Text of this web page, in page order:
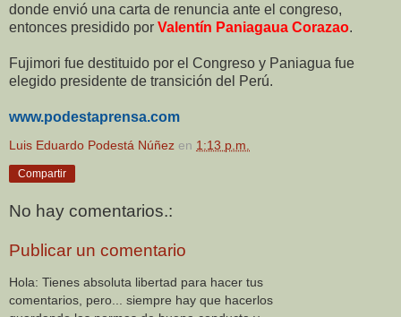
donde envió una carta de renuncia ante el congreso,
entonces presidido por Valentín Paniagaua Corazao.
Fujimori fue destituido por el Congreso y Paniagua fue
elegido presidente de transición del Perú.
www.podestaprensa.com
Luis Eduardo Podestá Núñez en 1:13 p.m.
Compartir
No hay comentarios.:
Publicar un comentario
Hola: Tienes absoluta libertad para hacer tus
comentarios, pero... siempre hay que hacerlos